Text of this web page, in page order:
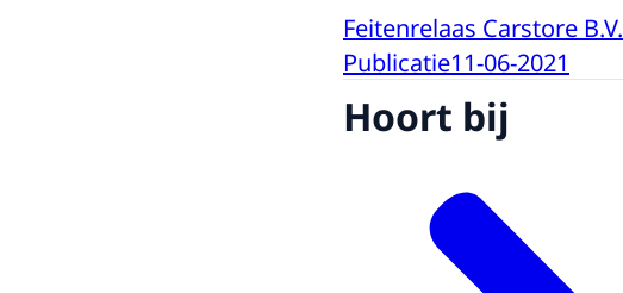
Feitenrelaas Carstore B.V.
Publicatie11-06-2021
Hoort bij